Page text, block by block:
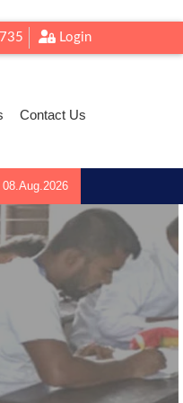
Login
Contact Us
করা হচ্ছে ্ 1.ছবি 2. ভোটার আইডি 3.
08.Aug.2026